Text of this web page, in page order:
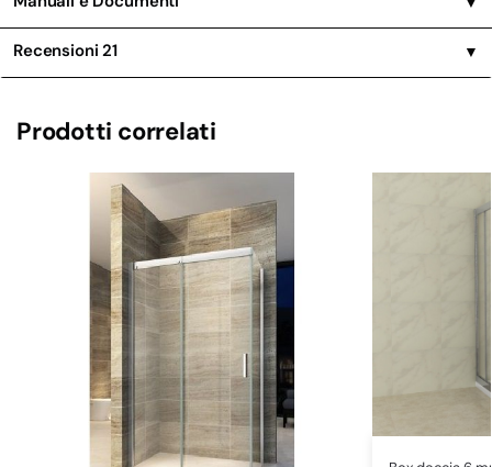
Recensioni21 ▼
Prodotti correlati